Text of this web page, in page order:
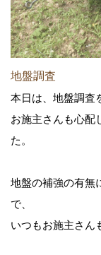
地盤調査
本日は、地盤調査
お施主さんも心配
た。
地盤の補強の有無
で、
いつもお施主さん